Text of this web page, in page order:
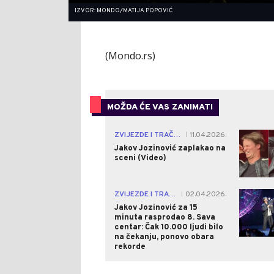
IZVOR: MONDO/MATIJA POPOVIĆ
(Mondo.rs)
MOŽDA ĆE VAS ZANIMATI
ZVIJEZDE I TRAČEVI
11.04.2026.
Jakov Jozinović zaplakao na
sceni (Video)
ZVIJEZDE I TRAČEVI
02.04.2026.
Jakov Jozinović za 15
minuta rasprodao 8. Sava
centar: Čak 10.000 ljudi bilo
na čekanju, ponovo obara
rekorde